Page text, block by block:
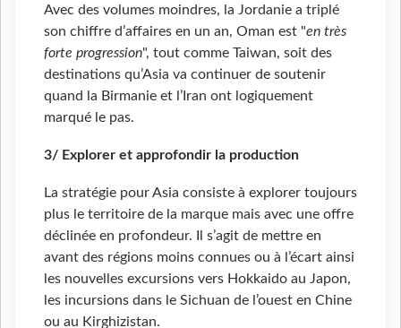
Avec des volumes moindres, la Jordanie a triplé
son chiffre d’affaires en un an, Oman est "en très
forte progression", tout comme Taiwan, soit des
destinations qu’Asia va continuer de soutenir
quand la Birmanie et l’Iran ont logiquement
marqué le pas.
3/ Explorer et approfondir la production
La stratégie pour Asia consiste à explorer toujours
plus le territoire de la marque mais avec une offre
déclinée en profondeur. Il s’agit de mettre en
avant des régions moins connues ou à l’écart ainsi
les nouvelles excursions vers Hokkaido au Japon,
les incursions dans le Sichuan de l’ouest en Chine
ou au Kirghizistan.